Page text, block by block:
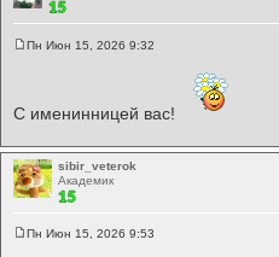
щ
и
е
Пн Июн 15, 2026 9:32
С именинницей вас!
sibir_veterok
Академик
Пн Июн 15, 2026 9:53